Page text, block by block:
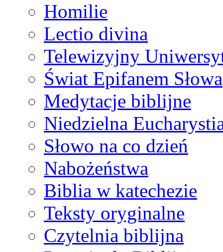
Homilie
Lectio divina
Telewizyjny
Świat Epifanem Słowa
Medytacje biblijne
Niedzielna
Słowo na co dzień
Nabożeństwa
Biblia w katechezie
Teksty oryginalne
Czytelnia biblijna